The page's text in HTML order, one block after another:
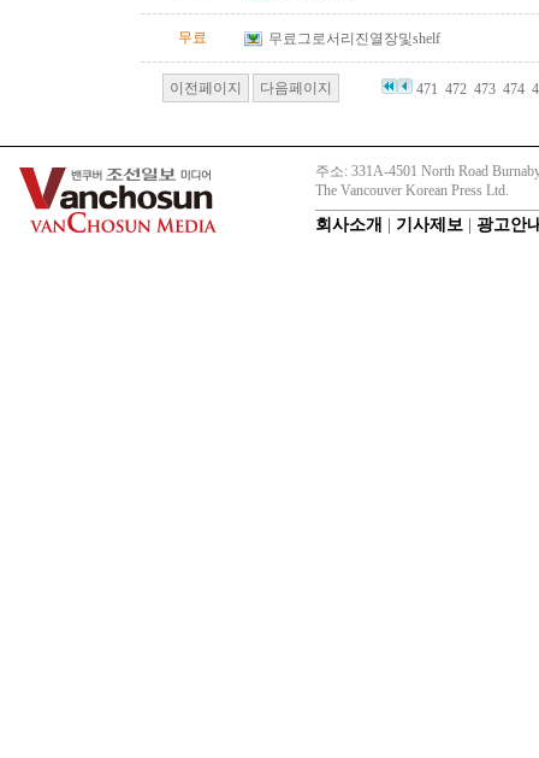
무료 무료그로서리진열장및shelf
이전페이지 다음페이지 471 472 473 474
주소: 331A-4501 North Road
The Vancouver Korean Press Ltd.
회사소개 기사제보 광고안